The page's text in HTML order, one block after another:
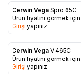
Favorilere Ekle
Cerwin Vega Spro 65C
Ürün fiyatını görmek için
Girişi yapınız
Favorilere Ekle
Cerwin Vega V 465C
Ürün fiyatını görmek için
Girişi yapınız